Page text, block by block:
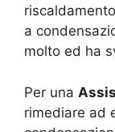
a
molto ed ha
Per una
rimediare ad